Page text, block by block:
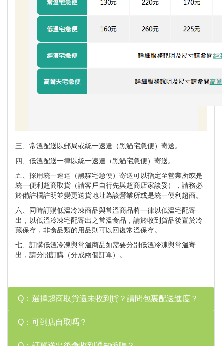
三、常溫配送以郵局或統一速達（黑貓宅急便）寄送。
四、低溫配送一律以統一速達（黑貓宅急便）寄送。
五、採用統一速達（黑貓宅急便）寄送可以指定至營業所或是
統一便利超商取貨（請客戶自行先與超商店家談妥），請務必
於備註欄註明並變更送貨地址為該營業所或是統一便利超商。
六、同時訂購低溫冷凍商品與常溫商品將一律以低溫宅配寄
出，以低溫冷凍宅配寄出之常溫食品，請於收到貨品後置於冷
藏保存，非食品類的用品則可以回復常溫保存。
七、訂購低溫冷凍與常溫商品如需要分別低溫冷凍與常溫寄
出，請分開訂購（分成兩個訂單）。
Q：選擇超商取貨還未收到貨？請問包裏配送進度？
Q：可到店自取嗎？